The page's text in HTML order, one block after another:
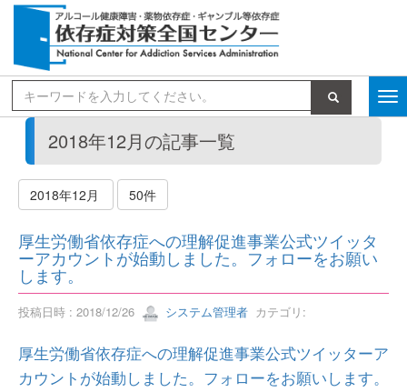
検索
2018年12月の記事一覧
2018年12月 50件
厚生労働省依存症への理解促進事業公式ツイッタ
ーアカウントが始動しました。フォローをお願い
します。
投稿日時 : 2018/12/26 システム管理者 カテゴリ:
厚生労働省依存症への理解促進事業公式ツイッターア
カウントが始動しました。フォローをお願いします。